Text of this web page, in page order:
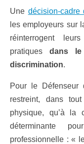
Une décision-cadre
les employeurs sur
réinterrogent
pratiques dans
discrimination.
Pour le
restreint, dans
physique, qu’à la
déterminante
professionnelle : «